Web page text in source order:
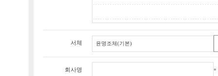
서체
회사명 *